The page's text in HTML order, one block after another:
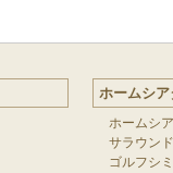
ホームシ
ホームシ
サラウン
ゴルフシ